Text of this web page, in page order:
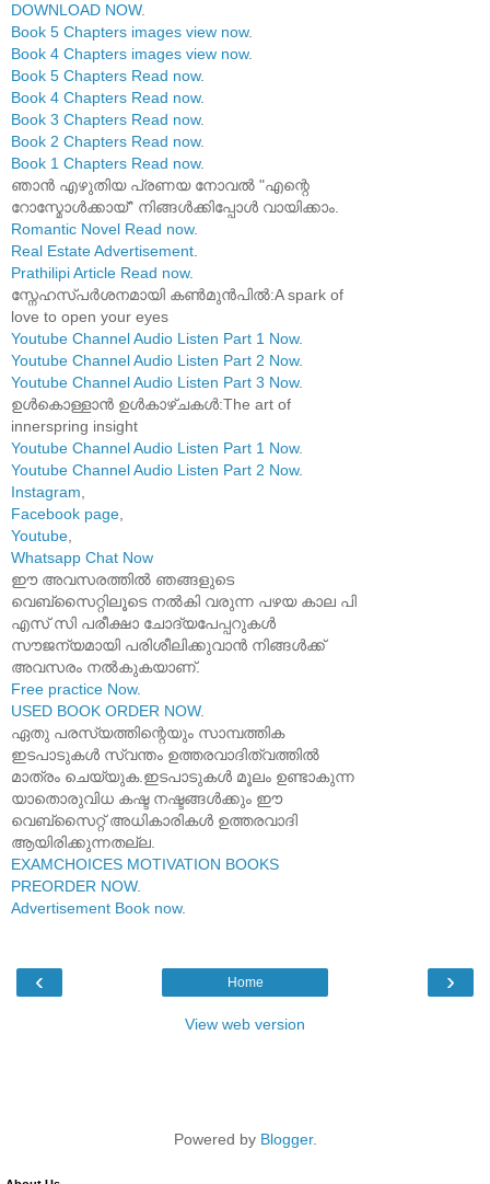
DOWNLOAD NOW.
Book 5 Chapters images view now.
Book 4 Chapters images view now.
Book 5 Chapters Read now.
Book 4 Chapters Read now.
Book 3 Chapters Read now.
Book 2 Chapters Read now.
Book 1 Chapters Read now.
ഞാൻ എഴുതിയ പ്രണയ നോവൽ "എന്റെ
റോസ്മോൾക്കായ്" നിങ്ങൾക്കിപ്പോൾ വായിക്കാം.
Romantic Novel Read now.
Real Estate Advertisement.
Prathilipi Article Read now.
സ്നേഹസ്പർശനമായി കൺമുൻപിൽ:A spark of
love to open your eyes
Youtube Channel Audio Listen Part 1 Now.
Youtube Channel Audio Listen Part 2 Now.
Youtube Channel Audio Listen Part 3 Now.
ഉൾകൊള്ളാൻ ഉൾകാഴ്ചകൾ:The art of
innerspring insight
Youtube Channel Audio Listen Part 1 Now.
Youtube Channel Audio Listen Part 2 Now.
Instagram,
Facebook page,
Youtube,
Whatsapp Chat Now
ഈ അവസരത്തിൽ ഞങ്ങളുടെ
വെബ്സൈറ്റിലൂടെ നൽകി വരുന്ന പഴയ കാല പി
എസ് സി പരീക്ഷാ ചോദ്യപേപ്പറുകൾ
സൗജന്യമായി പരിശീലിക്കുവാൻ നിങ്ങൾക്ക്
അവസരം നൽകുകയാണ്.
Free practice Now.
USED BOOK ORDER NOW.
ഏതു പരസ്യത്തിന്റെയും സാമ്പത്തിക
ഇടപാടുകൾ സ്വന്തം ഉത്തരവാദിത്വത്തിൽ
മാത്രം ചെയ്യുക.ഇടപാടുകൾ മൂലം ഉണ്ടാകുന്ന
യാതൊരുവിധ കഷ്ട നഷ്ടങ്ങൾക്കും ഈ
വെബ്സൈറ്റ് അധികാരികൾ ഉത്തരവാദി
ആയിരിക്കുന്നതല്ല.
EXAMCHOICES MOTIVATION BOOKS
PREORDER NOW.
Advertisement Book now.
‹ ›
Home
View web version
Powered by Blogger.